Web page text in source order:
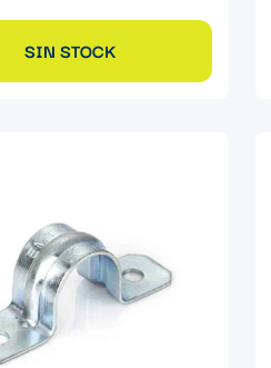
SIN STOCK